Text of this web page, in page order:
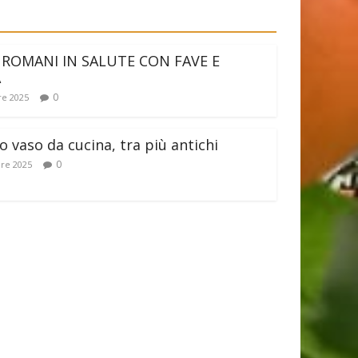
IN SALUTE CON FAVE E
2025 0
vaso da cucina, tra più antichi
2025 0